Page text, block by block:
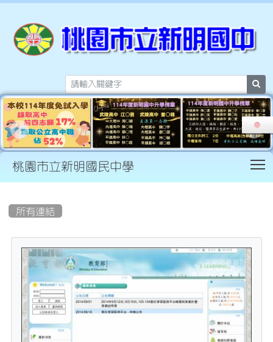
桃園市立新明國民中學
所有連結